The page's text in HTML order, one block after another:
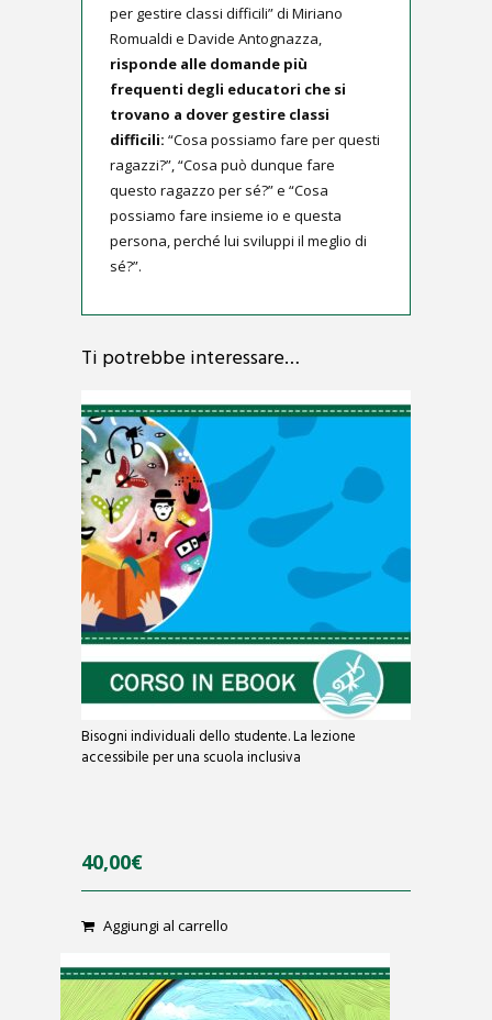
per gestire classi difficili” di Miriano
Romualdi e Davide Antognazza,
risponde alle domande più
frequenti degli educatori che si
trovano a dover gestire classi
difficili: “Cosa possiamo fare per questi
ragazzi?”, “Cosa può dunque fare
questo ragazzo per sé?” e “Cosa
possiamo fare insieme io e questa
persona, perché lui sviluppi il meglio di
sé?”.
Ti potrebbe interessare…
Bisogni individuali dello studente. La lezione
accessibile per una scuola inclusiva
40,00€
Aggiungi al carrello
t
o
f
5